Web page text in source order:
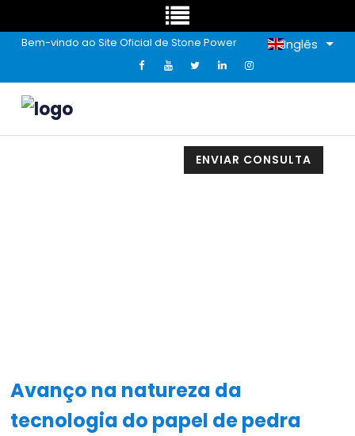
Bem-vindo ao Site Oficial de Stone Power Inglês
ENVIAR CONSULTA
Avanço na natureza da
tecnologia do papel de pedra